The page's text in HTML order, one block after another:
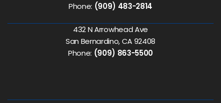
Phone: (909) 483-2814
432 N Arrowhead Ave
San Bernardino, CA 92408
Phone: (909) 863-5500